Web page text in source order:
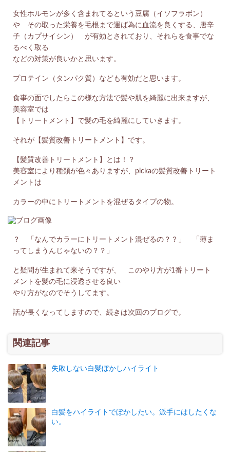
女性ホルモンが多く含まれてるという豆腐（イソフラボン）
や その取った栄養を毛根まで運ば為に血流を良くする、唐辛
子（カプサイシン） が有効とされており、それらを食事でな
るべく取る
などの対策が良いかと思います。
プロテイン（タンパク質）なども有効だと思います。
食事の面でしたらこの様な方法で髪や肌を綺麗に出来ますが、
美容室では
【トリートメント】で髪の毛を綺麗にしていきます。
それが【髪質改善トリートメント】です。
【髪質改善トリートメント】とは！？
美容室により種類が色々ありますが、pickaの髪質改善トリート
メントは
カラーの中にトリートメントを混ぜるタイプの物。
？ 「なんでカラーにトリートメント混ぜるの？？」 「薄ま
ってしまうんじゃないの？？」
と疑問が生まれて来そうですが、 このやり方が1番トリート
メントを髪の毛に浸透させる良い
やり方がなのでそうしてます。
話が長くなってしますので、続きは次回のブログで。
関連記事
失敗しない白髪ぼかしハイライト
白髪をハイライトでぼかしたい。派手にはしたくな
い。